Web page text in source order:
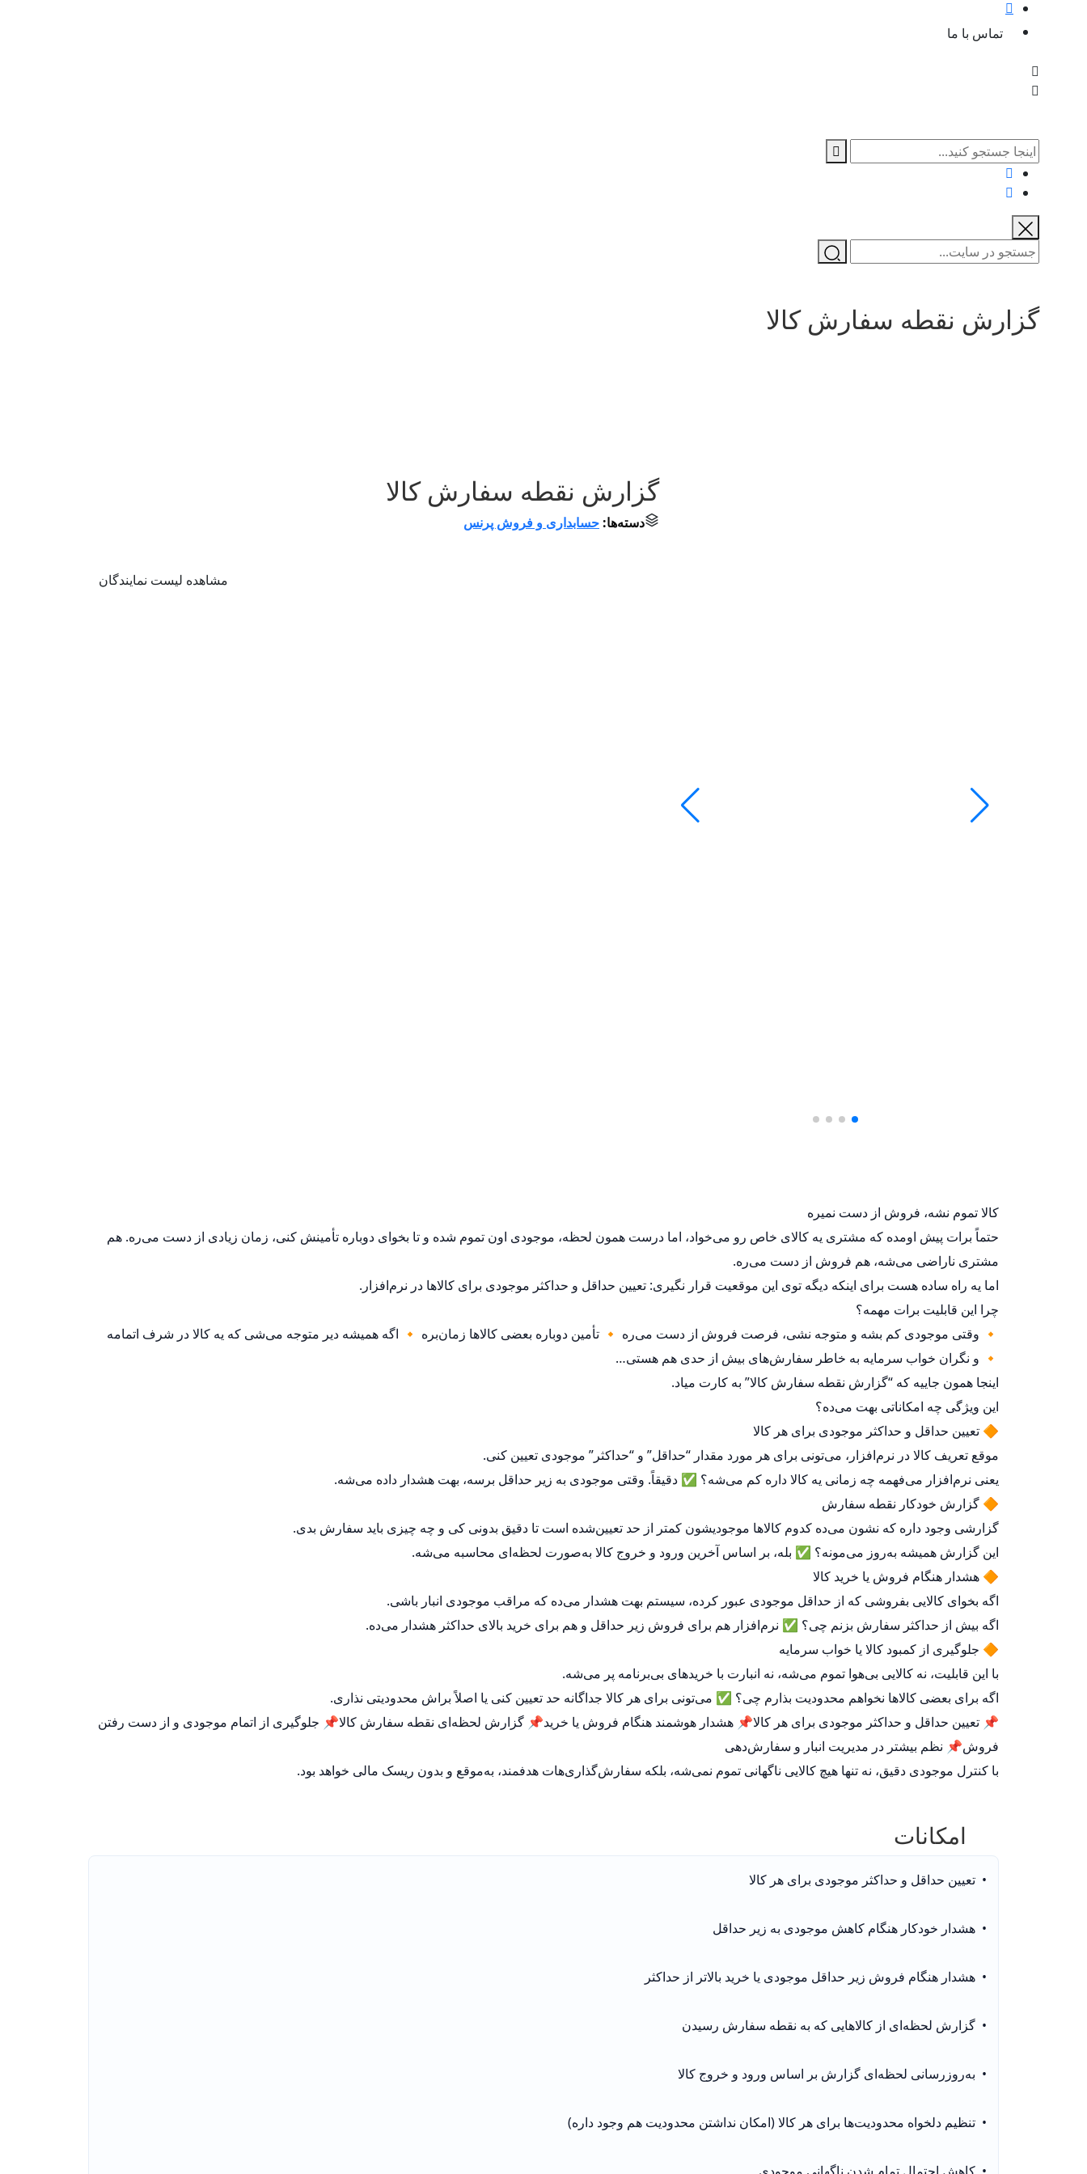
تماس با ما
گزارش نقطه سفارش کالا
گزارش نقطه سفارش کالا
دسته‌ها: حسابداری و فروش پرنس
مشاهده لیست نمایندگان
کالا تموم نشه، فروش از دست نمیره
حتماً برات پیش اومده که مشتری یه کالای خاص رو می‌خواد، اما درست همون لحظه، موجودی اون تموم شده و تا بخوای دوباره تأمینش کنی، زمان زیادی از دست می‌ره. هم
مشتری ناراضی می‌شه، هم فروش از دست می‌ره.
اما یه راه ساده هست برای اینکه دیگه توی این موقعیت قرار نگیری: تعیین حداقل و حداکثر موجودی برای کالاها در نرم‌افزار.
چرا این قابلیت برات مهمه؟
🔸 وقتی موجودی کم بشه و متوجه نشی، فرصت فروش از دست می‌ره 🔸 تأمین دوباره بعضی کالاها زمان‌بره 🔸 اگه همیشه دیر متوجه می‌شی که یه کالا در شرف اتمامه
🔸 و نگران خواب سرمایه به خاطر سفارش‌های بیش از حدی هم هستی…
اینجا همون جاییه که “گزارش نقطه سفارش کالا” به کارت میاد.
این ویژگی چه امکاناتی بهت می‌ده؟
🔶 تعیین حداقل و حداکثر موجودی برای هر کالا
موقع تعریف کالا در نرم‌افزار، می‌تونی برای هر مورد مقدار “حداقل” و “حداکثر” موجودی تعیین کنی.
یعنی نرم‌افزار می‌فهمه چه زمانی یه کالا داره کم می‌شه؟ ✅ دقیقاً. وقتی موجودی به زیر حداقل برسه، بهت هشدار داده می‌شه.
🔶 گزارش خودکار نقطه سفارش
گزارشی وجود داره که نشون می‌ده کدوم کالاها موجودیشون کمتر از حد تعیین‌شده است تا دقیق بدونی کی و چه چیزی باید سفارش بدی.
این گزارش همیشه به‌روز می‌مونه؟ ✅ بله، بر اساس آخرین ورود و خروج کالا به‌صورت لحظه‌ای محاسبه می‌شه.
🔶 هشدار هنگام فروش یا خرید کالا
اگه بخوای کالایی بفروشی که از حداقل موجودی عبور کرده، سیستم بهت هشدار می‌ده که مراقب موجودی انبار باشی.
اگه بیش از حداکثر سفارش بزنم چی؟ ✅ نرم‌افزار هم برای فروش زیر حداقل و هم برای خرید بالای حداکثر هشدار می‌ده.
🔶 جلوگیری از کمبود کالا یا خواب سرمایه
با این قابلیت، نه کالایی بی‌هوا تموم می‌شه، نه انبارت با خریدهای بی‌برنامه پر می‌شه.
اگه برای بعضی کالاها نخواهم محدودیت بذارم چی؟ ✅ می‌تونی برای هر کالا جداگانه حد تعیین کنی یا اصلاً براش محدودیتی نذاری.
📌 تعیین حداقل و حداکثر موجودی برای هر کالا📌 هشدار هوشمند هنگام فروش یا خرید📌 گزارش لحظه‌ای نقطه سفارش کالا📌 جلوگیری از اتمام موجودی و از دست رفتن
فروش📌 نظم بیشتر در مدیریت انبار و سفارش‌‌دهی
با کنترل موجودی دقیق، نه تنها هیچ کالایی ناگهانی تموم نمی‌شه، بلکه سفارش‌گذاری‌هات هدفمند، به‌موقع و بدون ریسک مالی خواهد بود.
امکانات
•  تعیین حداقل و حداکثر موجودی برای هر کالا
•  هشدار خودکار هنگام کاهش موجودی به زیر حداقل
•  هشدار هنگام فروش زیر حداقل موجودی یا خرید بالاتر از حداکثر
•  گزارش لحظه‌ای از کالاهایی که به نقطه سفارش رسیدن
•  به‌روزرسانی لحظه‌ای گزارش بر اساس ورود و خروج کالا
•  تنظیم دلخواه محدودیت‌ها برای هر کالا (امکان نداشتن محدودیت هم وجود داره)